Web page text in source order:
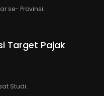
se- Provinsi…
Target Pajak
Studi…